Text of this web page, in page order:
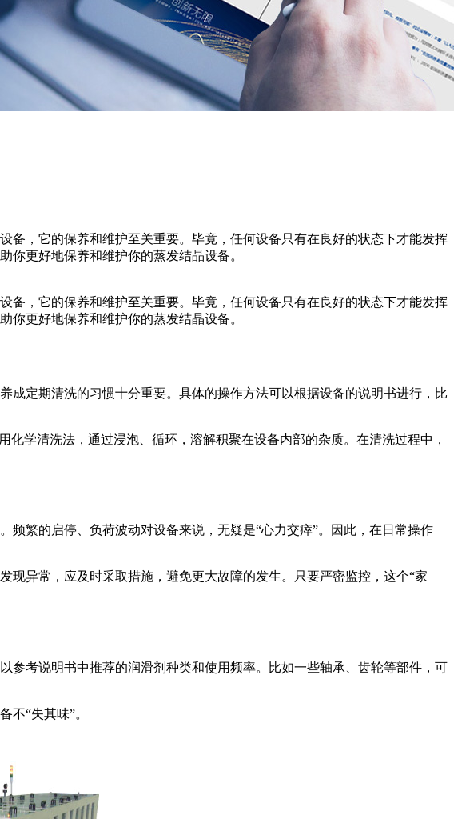
备，它的保养和维护至关重要。毕竟，任何设备只有在良好的状态下才能发挥
你更好地保养和维护你的蒸发结晶设备。
备，它的保养和维护至关重要。毕竟，任何设备只有在良好的状态下才能发挥
你更好地保养和维护你的蒸发结晶设备。
定期清洗的习惯十分重要。具体的操作方法可以根据设备的说明书进行，比
学清洗法，通过浸泡、循环，溶解积聚在设备内部的杂质。在清洗过程中，
繁的启停、负荷波动对设备来说，无疑是“心力交瘁”。因此，在日常操作
异常，应及时采取措施，避免更大故障的发生。只要严密监控，这个“家
参考说明书中推荐的润滑剂种类和使用频率。比如一些轴承、齿轮等部件，可
不“失其味”。